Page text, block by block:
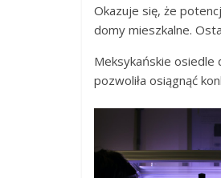
Okazuje się, że
domy mieszkalne.
Meksykańskie osiedle
pozwoliła osiągnąć